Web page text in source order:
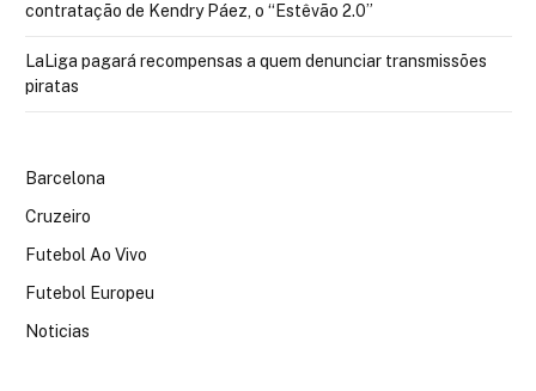
contratação de Kendry Páez, o “Estêvão 2.0”
LaLiga pagará recompensas a quem denunciar transmissões
piratas
Barcelona
Cruzeiro
Futebol Ao Vivo
Futebol Europeu
Noticias